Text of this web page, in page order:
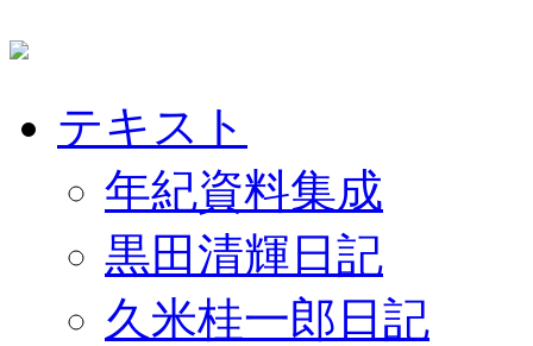
テキスト
年紀資料集成
黒田清輝日記
久米桂一郎日記